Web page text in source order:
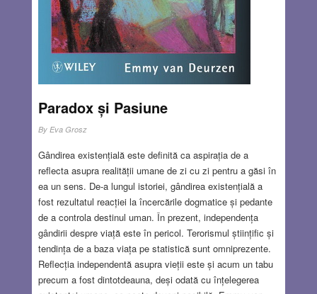
Paradox și Pasiune
By Eva Grosz
Gândirea existențială este definită ca aspirația de a
reflecta asupra realității umane de zi cu zi pentru a găsi în
ea un sens. De-a lungul istoriei, gândirea existențială a
fost rezultatul reacției la încercările dogmatice și pedante
de a controla destinul uman. În prezent, independența
gândirii despre viață este în pericol. Terorismul științific și
tendința de a baza viața pe statistică sunt omniprezente.
Reflecția independentă asupra vieții este și acum un tabu
precum a fost dintotdeauna, deși odată cu înțelegerea